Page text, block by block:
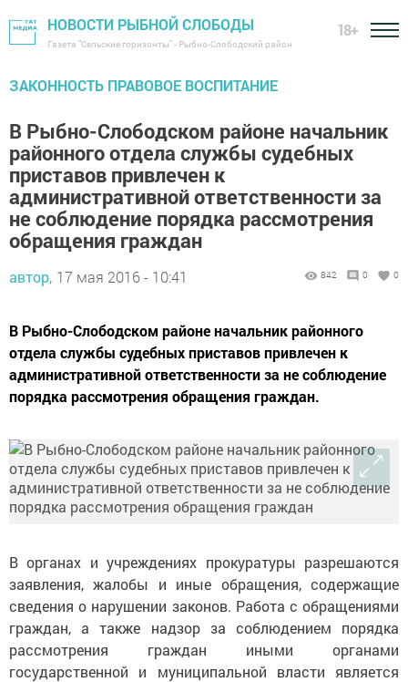
НОВОСТИ РЫБНОЙ СЛОБОДЫ
Газета "Сельские горизонты" - Рыбно-Слободский район
18+
ЗАКОННОСТЬ ПРАВОВОЕ ВОСПИТАНИЕ
В Рыбно-Слободском районе начальник
районного отдела службы судебных
приставов привлечен к
административной ответственности за
не соблюдение порядка рассмотрения
обращения граждан
автор, 17 мая 2016 - 10:41 842 0 0
В Рыбно-Слободском районе начальник районного
отдела службы судебных приставов привлечен к
административной ответственности за не соблюдение
порядка рассмотрения обращения граждан.
В органах и учреждениях прокуратуры разрешаются
заявления, жалобы и иные обращения, содержащие
сведения о нарушении законов. Работа с обращениями
граждан, а также надзор за соблюдением порядка
рассмотрения граждан иными органами
государственной и муниципальной власти является